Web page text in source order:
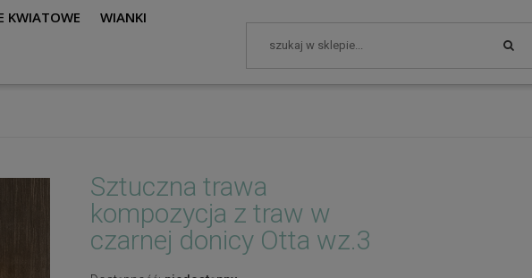
KWIATOWE WIANKI
Sztuczna trawa
kompozycja z traw w
czarnej donicy Otta wz.3